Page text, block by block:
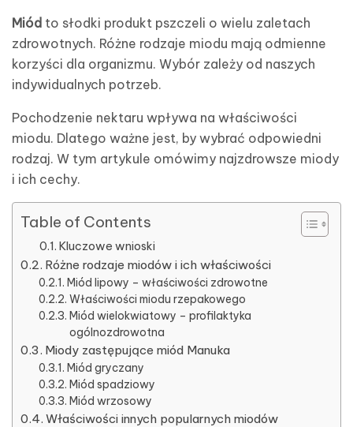
Miód to słodki produkt pszczeli o wielu zaletach
zdrowotnych. Różne rodzaje miodu mają odmienne
korzyści dla organizmu. Wybór zależy od naszych
indywidualnych potrzeb.
Pochodzenie nektaru wpływa na właściwości
miodu. Dlatego ważne jest, by wybrać odpowiedni
rodzaj. W tym artykule omówimy najzdrowsze miody
i ich cechy.
Table of Contents
Kluczowe wnioski
Różne rodzaje miodów i ich właściwości
Miód lipowy – właściwości zdrowotne
Właściwości miodu rzepakowego
Miód wielokwiatowy – profilaktyka
ogólnozdrowotna
Miody zastępujące miód Manuka
Miód gryczany
Miód spadziowy
Miód wrzosowy
Właściwości innych popularnych miodów